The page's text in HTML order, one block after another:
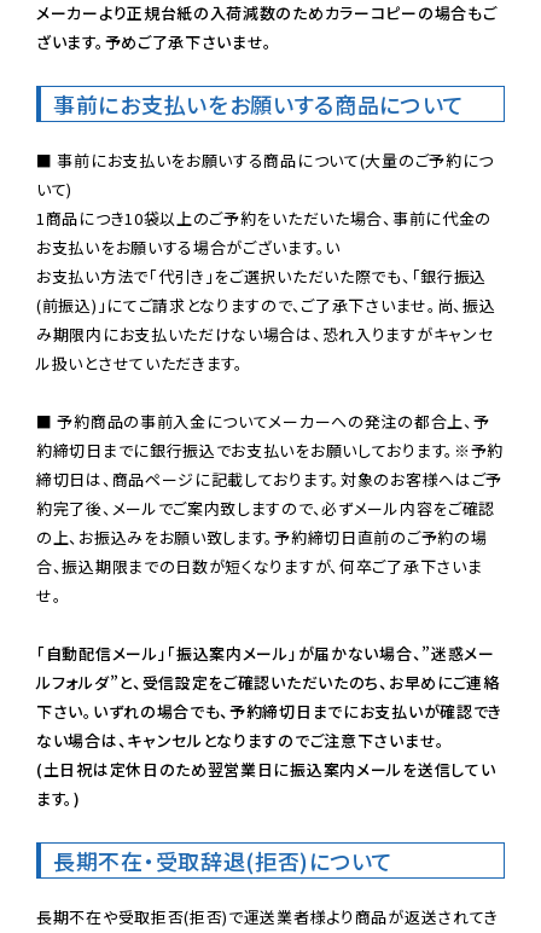
メーカーより正規台紙の入荷減数のためカラーコピーの場合もご
ざいます。予めご了承下さいませ。
事前にお支払いをお願いする商品について
■ 事前にお支払いをお願いする商品について(大量のご予約につ
いて)
1商品につき10袋以上のご予約をいただいた場合、事前に代金の
お支払いをお願いする場合がございます。い
お支払い方法で「代引き」をご選択いただいた際でも、「銀行振込
(前振込)」にてご請求となりますので、ご了承下さいませ。尚、振込
み期限内にお支払いただけない場合は、恐れ入りますがキャンセ
ル扱いとさせていただきます。
■ 予約商品の事前入金についてメーカーへの発注の都合上、予
約締切日までに銀行振込でお支払いをお願いしております。※予約
締切日は、商品ページに記載しております。対象のお客様へはご予
約完了後、メールでご案内致しますので、必ずメール内容をご確認
の上、お振込みをお願い致します。予約締切日直前のご予約の場
合、振込期限までの日数が短くなりますが、何卒ご了承下さいま
せ。
「自動配信メール」「振込案内メール」が届かない場合、”迷惑メー
ルフォルダ”と、受信設定をご確認いただいたのち、お早めにご連絡
下さい。いずれの場合でも、予約締切日までにお支払いが確認でき
ない場合は、キャンセルとなりますのでご注意下さいませ。
(土日祝は定休日のため翌営業日に振込案内メールを送信してい
ます。)
長期不在・受取辞退(拒否)について
長期不在や受取拒否(拒否)で運送業者様より商品が返送されてき